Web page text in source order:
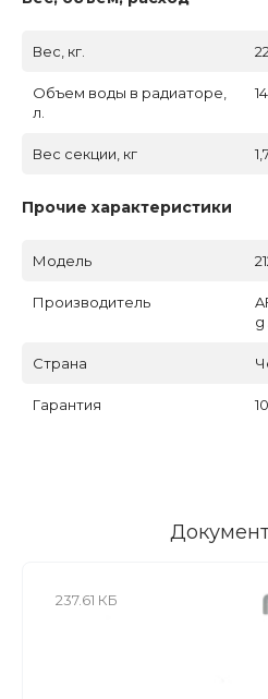
Вес, кг.
Объем воды в радиаторе,
л.
Вес секции, кг
Прочие характеристики
Модель
Производитель
g
Страна
Гарантия
237.61 КБ